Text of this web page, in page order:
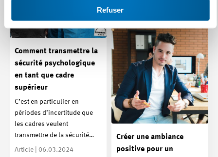
Refuser
Comment transmettre la
sécurité psychologique
en tant que cadre
supérieur
C’est en particulier en
périodes d’incertitude que
les cadres veulent
transmettre de la sécurité…
Article | 06.03.2024
Créer une ambiance
positive pour un